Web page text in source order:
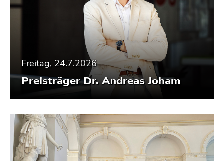
Freitag, 24.7.2026
Preisträger Dr. Andreas Joham